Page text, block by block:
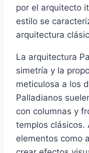
por el arquitecto
estilo se
arquitectura
La arquitectura
simetría y la
meticulosa a los
Palladianos
con columnas y
templos clásicos.
elementos como